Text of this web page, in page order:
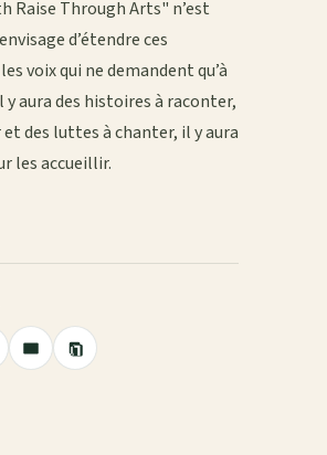
Raise Through Arts" n’est
d’étendre ces
voix qui ne demandent qu’à
y aura des histoires à raconter,
des luttes à chanter, il y aura
les accueillir.
Partager
Copier
le